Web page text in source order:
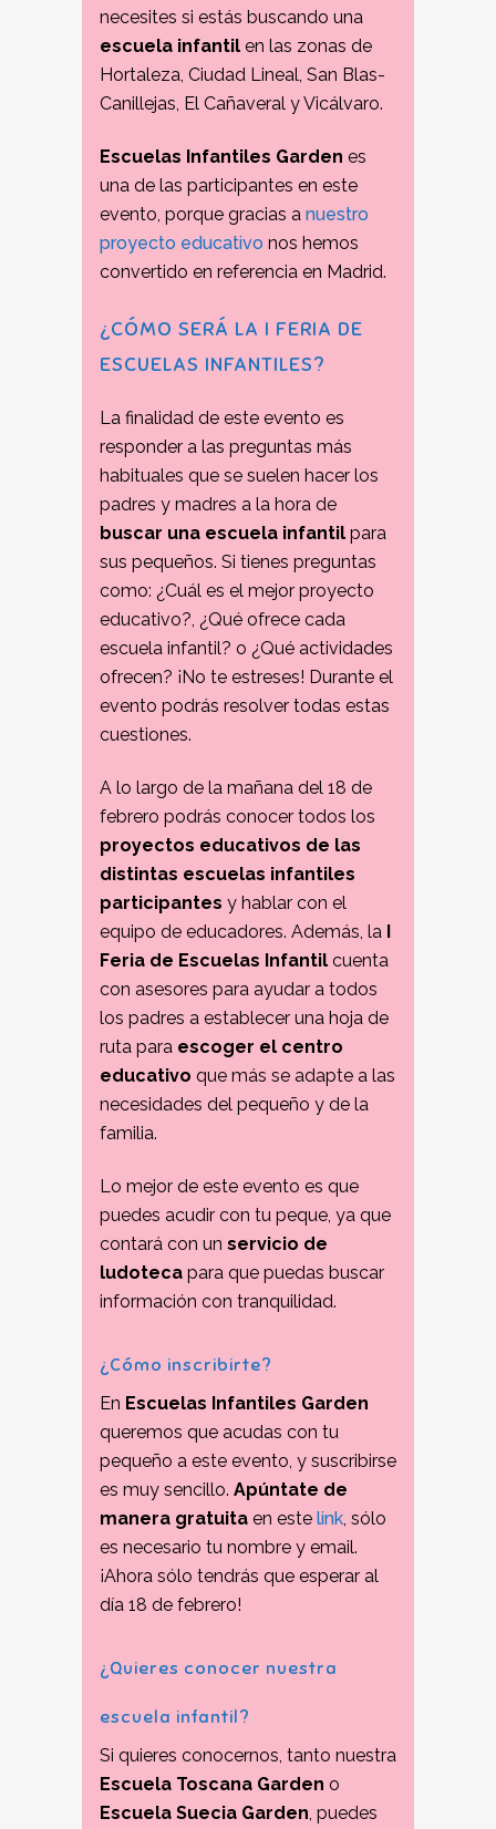
necesites si estás buscando una
escuela infantil en las zonas de
Hortaleza, Ciudad Lineal, San Blas-
Canillejas, El Cañaveral y Vicálvaro.
Escuelas Infantiles Garden es
una de las participantes en este
evento, porque gracias a nuestro
proyecto educativo nos hemos
convertido en referencia en Madrid.
¿CÓMO SERÁ LA I FERIA DE
ESCUELAS INFANTILES?
La finalidad de este evento es
responder a las preguntas más
habituales que se suelen hacer los
padres y madres a la hora de
buscar una escuela infantil para
sus pequeños. Si tienes preguntas
como: ¿Cuál es el mejor proyecto
educativo?, ¿Qué ofrece cada
escuela infantil? o ¿Qué actividades
ofrecen? ¡No te estreses! Durante el
evento podrás resolver todas estas
cuestiones.
A lo largo de la mañana del 18 de
febrero podrás conocer todos los
proyectos educativos de las
distintas escuelas infantiles
participantes y hablar con el
equipo de educadores. Además, la I
Feria de Escuelas Infantil cuenta
con asesores para ayudar a todos
los padres a establecer una hoja de
ruta para escoger el centro
educativo que más se adapte a las
necesidades del pequeño y de la
familia.
Lo mejor de este evento es que
puedes acudir con tu peque, ya que
contará con un servicio de
ludoteca para que puedas buscar
información con tranquilidad.
¿Cómo inscribirte?
En Escuelas Infantiles Garden
queremos que acudas con tu
pequeño a este evento, y suscribirse
es muy sencillo. Apúntate de
manera gratuita en este link, sólo
es necesario tu nombre y email.
¡Ahora sólo tendrás que esperar al
día 18 de febrero!
¿Quieres conocer nuestra
escuela infantil?
Si quieres conocernos, tanto nuestra
Escuela Toscana Garden o
Escuela Suecia Garden, puedes